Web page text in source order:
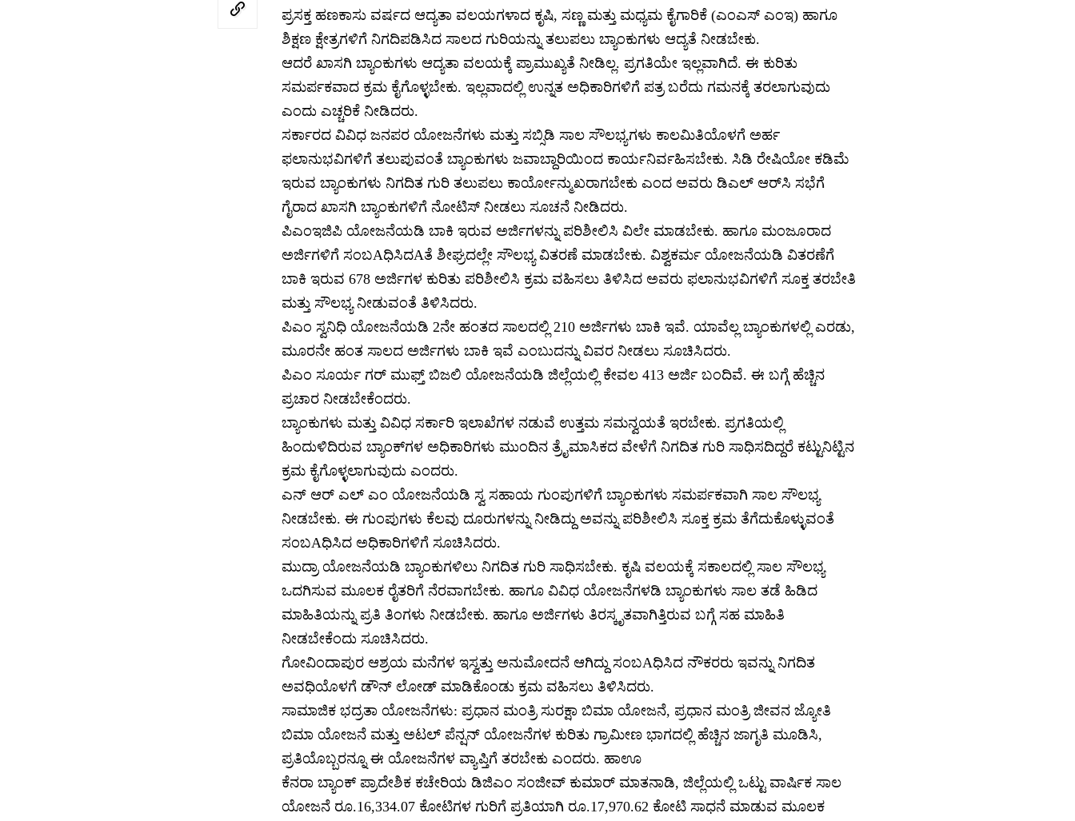
ಪ್ರಸಕ್ತ ಹಣಕಾಸು ವರ್ಷದ ಆದ್ಯತಾ ವಲಯಗಳಾದ ಕೃಷಿ, ಸಣ್ಣ ಮತ್ತು ಮಧ್ಯಮ ಕೈಗಾರಿಕೆ (ಎಂಎಸ್ ಎಂಇ) ಹಾಗೂ
ಶಿಕ್ಷಣ ಕ್ಷೇತ್ರಗಳಿಗೆ ನಿಗದಿಪಡಿಸಿದ ಸಾಲದ ಗುರಿಯನ್ನು ತಲುಪಲು ಬ್ಯಾಂಕುಗಳು ಆದ್ಯತೆ ನೀಡಬೇಕು.
ಆದರೆ ಖಾಸಗಿ ಬ್ಯಾಂಕುಗಳು ಆದ್ಯತಾ ವಲಯಕ್ಕೆ ಪ್ರಾಮುಖ್ಯತೆ ನೀಡಿಲ್ಲ. ಪ್ರಗತಿಯೇ ಇಲ್ಲವಾಗಿದೆ. ಈ ಕುರಿತು
ಸಮರ್ಪಕವಾದ ಕ್ರಮ ಕೈಗೊಳ್ಳಬೇಕು. ಇಲ್ಲವಾದಲ್ಲಿ ಉನ್ನತ ಅಧಿಕಾರಿಗಳಿಗೆ ಪತ್ರ ಬರೆದು ಗಮನಕ್ಕೆ ತರಲಾಗುವುದು
ಎಂದು ಎಚ್ಚರಿಕೆ ನೀಡಿದರು.
ಸರ್ಕಾರದ ವಿವಿಧ ಜನಪರ ಯೋಜನೆಗಳು ಮತ್ತು ಸಬ್ಸಿಡಿ ಸಾಲ ಸೌಲಭ್ಯಗಳು ಕಾಲಮಿತಿಯೊಳಗೆ ಅರ್ಹ
ಫಲಾನುಭವಿಗಳಿಗೆ ತಲುಪುವಂತೆ ಬ್ಯಾಂಕುಗಳು ಜವಾಬ್ದಾರಿಯಿಂದ ಕಾರ್ಯನಿರ್ವಹಿಸಬೇಕು. ಸಿಡಿ ರೇಷಿಯೋ ಕಡಿಮೆ
ಇರುವ ಬ್ಯಾಂಕುಗಳು ನಿಗದಿತ ಗುರಿ ತಲುಪಲು ಕಾರ್ಯೋನ್ಮುಖರಾಗಬೇಕು ಎಂದ ಅವರು ಡಿಎಲ್ ಆರ್‌ಸಿ ಸಭೆಗೆ
ಗೈರಾದ ಖಾಸಗಿ ಬ್ಯಾಂಕುಗಳಿಗೆ ನೋಟಿಸ್ ನೀಡಲು ಸೂಚನೆ ನೀಡಿದರು.
ಪಿಎಂಇಜಿಪಿ ಯೋಜನೆಯಡಿ ಬಾಕಿ ಇರುವ ಅರ್ಜಿಗಳನ್ನು ಪರಿಶೀಲಿಸಿ ವಿಲೇ ಮಾಡಬೇಕು. ಹಾಗೂ ಮಂಜೂರಾದ
ಅರ್ಜಿಗಳಿಗೆ ಸಂಬAಧಿಸಿದAತೆ ಶೀಘ್ರದಲ್ಲೇ ಸೌಲಭ್ಯ ವಿತರಣೆ ಮಾಡಬೇಕು. ವಿಶ್ವಕರ್ಮ ಯೋಜನೆಯಡಿ ವಿತರಣೆಗೆ
ಬಾಕಿ ಇರುವ 678 ಅರ್ಜಿಗಳ ಕುರಿತು ಪರಿಶೀಲಿಸಿ ಕ್ರಮ ವಹಿಸಲು ತಿಳಿಸಿದ ಅವರು ಫಲಾನುಭವಿಗಳಿಗೆ ಸೂಕ್ತ ತರಬೇತಿ
ಮತ್ತು ಸೌಲಭ್ಯ ನೀಡುವಂತೆ ತಿಳಿಸಿದರು.
ಪಿಎಂ ಸ್ವನಿಧಿ ಯೋಜನೆಯಡಿ 2ನೇ ಹಂತದ ಸಾಲದಲ್ಲಿ 210 ಅರ್ಜಿಗಳು ಬಾಕಿ ಇವೆ. ಯಾವೆಲ್ಲ ಬ್ಯಾಂಕುಗಳಲ್ಲಿ ಎರಡು,
ಮೂರನೇ ಹಂತ ಸಾಲದ ಅರ್ಜಿಗಳು ಬಾಕಿ ಇವೆ ಎಂಬುದನ್ನು ವಿವರ ನೀಡಲು ಸೂಚಿಸಿದರು.
ಪಿಎಂ ಸೂರ್ಯ ಗರ್ ಮುಫ್ತ್ ಬಿಜಲಿ ಯೋಜನೆಯಡಿ ಜಿಲ್ಲೆಯಲ್ಲಿ ಕೇವಲ 413 ಅರ್ಜಿ ಬಂದಿವೆ. ಈ ಬಗ್ಗೆ ಹೆಚ್ಚಿನ
ಪ್ರಚಾರ ನೀಡಬೇಕೆಂದರು.
ಬ್ಯಾಂಕುಗಳು ಮತ್ತು ವಿವಿಧ ಸರ್ಕಾರಿ ಇಲಾಖೆಗಳ ನಡುವೆ ಉತ್ತಮ ಸಮನ್ವಯತೆ ಇರಬೇಕು. ಪ್ರಗತಿಯಲ್ಲಿ
ಹಿಂದುಳಿದಿರುವ ಬ್ಯಾಂಕ್‌ಗಳ ಅಧಿಕಾರಿಗಳು ಮುಂದಿನ ತ್ರೈಮಾಸಿಕದ ವೇಳೆಗೆ ನಿಗದಿತ ಗುರಿ ಸಾಧಿಸದಿದ್ದರೆ ಕಟ್ಟುನಿಟ್ಟಿನ
ಕ್ರಮ ಕೈಗೊಳ್ಳಲಾಗುವುದು ಎಂದರು.
ಎನ್ ಆರ್ ಎಲ್ ಎಂ ಯೋಜನೆಯಡಿ ಸ್ವ ಸಹಾಯ ಗುಂಪುಗಳಿಗೆ ಬ್ಯಾಂಕುಗಳು ಸಮರ್ಪಕವಾಗಿ ಸಾಲ ಸೌಲಭ್ಯ
ನೀಡಬೇಕು. ಈ ಗುಂಪುಗಳು ಕೆಲವು ದೂರುಗಳನ್ನು ನೀಡಿದ್ದು ಅವನ್ನು ಪರಿಶೀಲಿಸಿ ಸೂಕ್ತ ಕ್ರಮ ತೆಗೆದುಕೊಳ್ಳುವಂತೆ
ಸಂಬAಧಿಸಿದ ಅಧಿಕಾರಿಗಳಿಗೆ ಸೂಚಿಸಿದರು.
ಮುದ್ರಾ ಯೋಜನೆಯಡಿ ಬ್ಯಾಂಕುಗಳಿಲು ನಿಗದಿತ ಗುರಿ ಸಾಧಿಸಬೇಕು. ಕೃಷಿ ವಲಯಕ್ಕೆ ಸಕಾಲದಲ್ಲಿ ಸಾಲ ಸೌಲಭ್ಯ
ಒದಗಿಸುವ ಮೂಲಕ ರೈತರಿಗೆ ನೆರವಾಗಬೇಕು. ಹಾಗೂ ವಿವಿಧ ಯೋಜನೆಗಳಡಿ ಬ್ಯಾಂಕುಗಳು ಸಾಲ ತಡೆ ಹಿಡಿದ
ಮಾಹಿತಿಯನ್ನು ಪ್ರತಿ ತಿಂಗಳು ನೀಡಬೇಕು. ಹಾಗೂ ಅರ್ಜಿಗಳು ತಿರಸ್ಕೃತವಾಗಿತ್ತಿರುವ ಬಗ್ಗೆ ಸಹ ಮಾಹಿತಿ
ನೀಡಬೇಕೆಂದು ಸೂಚಿಸಿದರು.
ಗೋವಿಂದಾಪುರ ಆಶ್ರಯ ಮನೆಗಳ ಇಸ್ವತ್ತು ಅನುಮೋದನೆ ಆಗಿದ್ದು ಸಂಬAಧಿಸಿದ ನೌಕರರು ಇವನ್ನು ನಿಗದಿತ
ಅವಧಿಯೊಳಗೆ ಡೌನ್ ಲೋಡ್ ಮಾಡಿಕೊಂಡು ಕ್ರಮ ವಹಿಸಲು ತಿಳಿಸಿದರು.
ಸಾಮಾಜಿಕ ಭದ್ರತಾ ಯೋಜನೆಗಳು: ಪ್ರಧಾನ ಮಂತ್ರಿ ಸುರಕ್ಷಾ ಬಿಮಾ ಯೋಜನೆ, ಪ್ರಧಾನ ಮಂತ್ರಿ ಜೀವನ ಜ್ಯೋತಿ
ಬಿಮಾ ಯೋಜನೆ ಮತ್ತು ಅಟಲ್ ಪೆನ್ಷನ್ ಯೋಜನೆಗಳ ಕುರಿತು ಗ್ರಾಮೀಣ ಭಾಗದಲ್ಲಿ ಹೆಚ್ಚಿನ ಜಾಗೃತಿ ಮೂಡಿಸಿ,
ಪ್ರತಿಯೊಬ್ಬರನ್ನೂ ಈ ಯೋಜನೆಗಳ ವ್ಯಾಪ್ತಿಗೆ ತರಬೇಕು ಎಂದರು. ಹಾಊ
ಕೆನರಾ ಬ್ಯಾಂಕ್ ಪ್ರಾದೇಶಿಕ ಕಚೇರಿಯ ಡಿಜಿಎಂ ಸಂಜೀವ್ ಕುಮಾರ್ ಮಾತನಾಡಿ, ಜಿಲ್ಲೆಯಲ್ಲಿ ಒಟ್ಟು ವಾರ್ಷಿಕ ಸಾಲ
ಯೋಜನೆ ರೂ.16,334.07 ಕೋಟಿಗಳ ಗುರಿಗೆ ಪ್ರತಿಯಾಗಿ ರೂ.17,970.62 ಕೋಟಿ ಸಾಧನೆ ಮಾಡುವ ಮೂಲಕ